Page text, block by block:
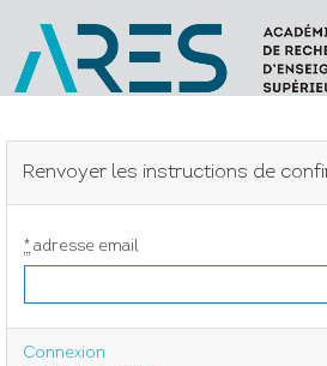
Renvoyer les instructions de
* adresse email
Connexion